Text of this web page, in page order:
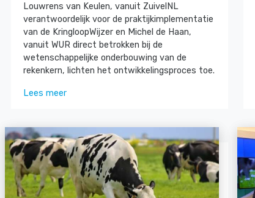
Louwrens van Keulen, vanuit ZuivelNL
verantwoordelijk voor de praktijkimplementatie
van de KringloopWijzer en Michel de Haan,
vanuit WUR direct betrokken bij de
wetenschappelijke onderbouwing van de
rekenkern, lichten het ontwikkelingsproces toe.
Lees meer